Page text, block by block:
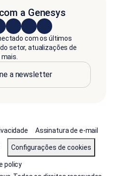
a Genesys
com os últimos
setor, atualizações de
a newsletter
Assinatura de e-mail
Configurações de cookies
policy